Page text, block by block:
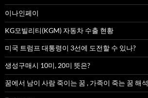
이나인페이
KG모빌리티(KGM) 자동차 수출 현황
미국 트럼프 대통령이 3선에 도전할 수 있나?
생성구매시 10미, 20미 뜻은?
꿈에서 남이 사람 죽이는 꿈 , 가족이 죽는 꿈 해석